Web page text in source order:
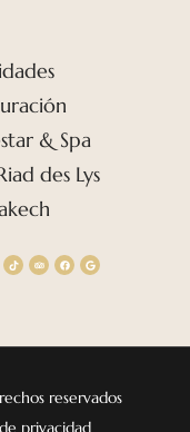
& Spa
des Lys
reservados
privacidad